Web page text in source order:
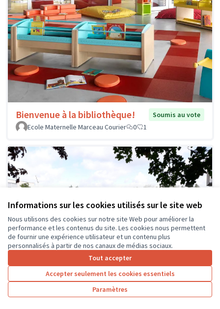
Informations sur les cookies utilisés sur le site web
Nous utilisons des cookies sur notre site Web pour améliorer la
performance et les contenus du site. Les cookies nous permettent
de fournir une expérience utilisateur et un contenu plus
personnalisés à partir de nos canaux de médias sociaux.
Tout accepter
Accepter seulement les cookies essentiels
Paramètres
Bienvenue à la bibliothèque!
Soumis au vote
Ecole Maternelle Marceau Courier
0 1